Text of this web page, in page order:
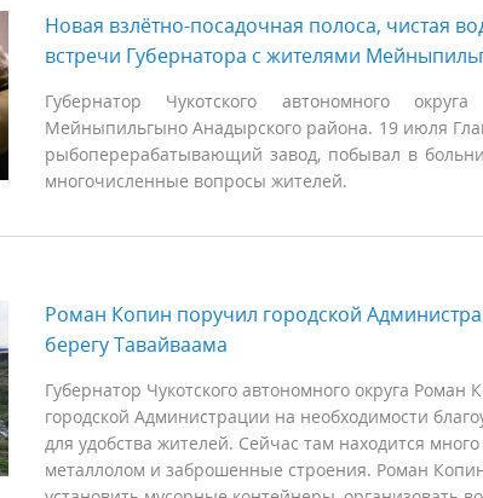
Новая взлётно-посадочная полоса, чистая
встречи Губернатора с жителями
Губернатор Чукотского автономного
Мейныпильгыно Анадырского района. 19 июля
рыбоперерабатывающий завод, побывал в
многочисленные вопросы жителей.
Роман Копин поручил городской
берегу Тавайваама
Губернатор Чукотского автономного округа
городской Администрации на необходимости
для удобства жителей. Сейчас там находится
металлолом и заброшенные строения. Роман